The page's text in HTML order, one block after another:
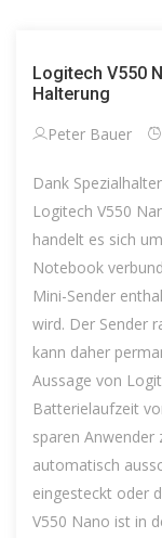
Logitech V550
Halterung
Peter Bauer
Dank
Logitech V550
handelt es sich
Notebook
Mini-Sender
wird. Der Sender
kann daher
Aussage von
Batterielaufzeit
sparen Anwender
automatisch
eingesteckt oder
V550 Nano ist in